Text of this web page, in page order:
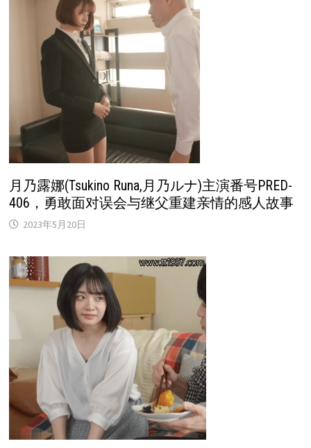
月乃露娜(Tsukino Runa,月乃ルナ)主演番号PRED-
406，勇敢面对误会与继父重建亲情的感人故事
2023年5月20日